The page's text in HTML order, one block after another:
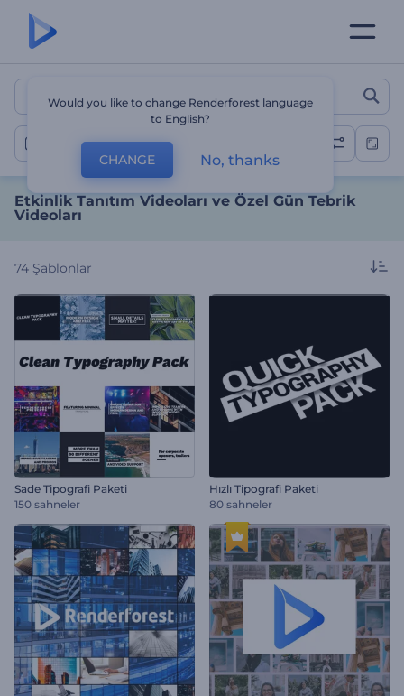
Etkinlik Tanıtım
Özel Etkinlik Videosu
Etkinlik Tanıtım Videoları ve Özel Gün Tebrik
Videoları
74 Şablonlar
Sade Tipografi Paketi
150 sahneler
Hızlı Tipografi Paketi
80 sahneler
Would you like to change Renderforest language
to English?
CHANGE No, thanks